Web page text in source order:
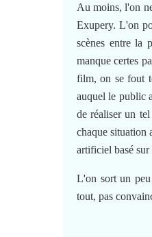
Au moins, l'on
Exupery. L'on
scènes entre la
manque certes
film, on se fout
auquel le public
de réaliser un
chaque situation
artificiel basé
L'on sort un
tout, pas